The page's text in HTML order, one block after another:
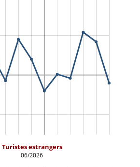
Turistes estrangers
06/2026